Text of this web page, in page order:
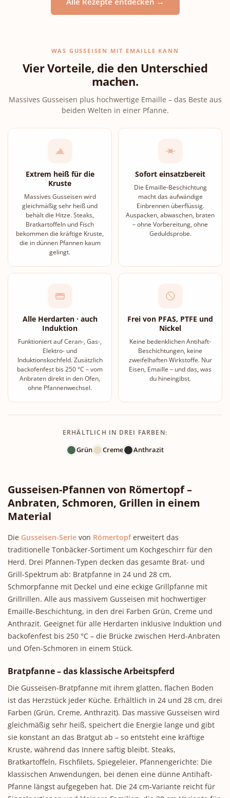
WAS GUSSEISEN MIT EMAILLE KANN
Vier Vorteile, die den Unterschied
machen.
Massives Gusseisen plus hochwertige Emaille – das Beste aus
beiden Welten in einer Pfanne.
Extrem heiß für die
Kruste
Massives Gusseisen wird
gleichmäßig sehr heiß und
behält die Hitze. Steaks,
Bratkartoffeln und Fisch
bekommen die kräftige Kruste,
die in dünnen Pfannen kaum
gelingt.
Sofort einsatzbereit
Die Emaille-Beschichtung
macht das aufwändige
Einbrennen überflüssig.
Auspacken, abwaschen, braten
– ohne Vorbereitung, ohne
Geduldsprobe.
Alle Herdarten · auch
Induktion
Funktioniert auf Ceran-, Gas-,
Elektro- und
Induktionskochfeld. Zusätzlich
backofenfest bis 250 °C – vom
Anbraten direkt in den Ofen,
ohne Pfannenwechsel.
Frei von PFAS, PTFE und
Nickel
Keine bedenklichen Antihaft-
Beschichtungen, keine
zweifelhaften Wirkstoffe. Nur
Eisen, Emaille – und das, was
du hineingibst.
ERHÄLTLICH IN DREI FARBEN:
Grün Creme Anthrazit
Gusseisen-Pfannen von Römertopf –
Anbraten, Schmoren, Grillen in einem
Material
Die Gusseisen-Serie von Römertopferweitert das
traditionelle Tonbäcker-Sortiment um Kochgeschirr für den
Herd. Drei Pfannen-Typen decken das gesamte Brat- und
Grill-Spektrum ab: Bratpfanne in 24 und 28 cm,
Schmorpfanne mit Deckel und eine eckige Grillpfanne mit
Grillrillen. Alle aus massivem Gusseisen mit hochwertiger
Emaille-Beschichtung, in den drei Farben Grün, Creme und
Anthrazit. Geeignet für alle Herdarten inklusive Induktion und
backofenfest bis 250 °C – die Brücke zwischen Herd-Anbraten
und Ofen-Schmoren in einem Stück.
Bratpfanne – das klassische Arbeitspferd
Die Gusseisen-Bratpfanne mit ihrem glatten, flachen Boden
ist das Herzstück jeder Küche. Erhältlich in 24 und 28 cm, drei
Farben (Grün, Creme, Anthrazit). Das massive Gusseisen wird
gleichmäßig sehr heiß, speichert die Energie lange und gibt
sie konstant an das Bratgut ab – so entsteht eine kräftige
Kruste, während das Innere saftig bleibt. Steaks,
Bratkartoffeln, Fischfilets, Spiegeleier, Pfannengerichte: Die
klassischen Anwendungen, bei denen eine dünne Antihaft-
Pfanne längst aufgegeben hat. Die 24 cm-Variante reicht für